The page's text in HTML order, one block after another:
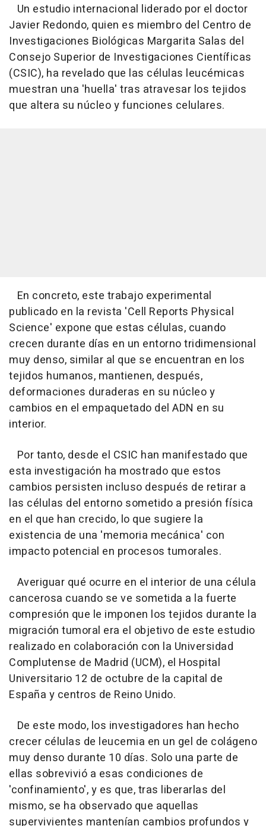
Un estudio internacional liderado por el doctor
Javier Redondo, quien es miembro del Centro de
Investigaciones Biológicas Margarita Salas del
Consejo Superior de Investigaciones Científicas
(CSIC), ha revelado que las células leucémicas
muestran una 'huella' tras atravesar los tejidos
que altera su núcleo y funciones celulares.
En concreto, este trabajo experimental
publicado en la revista 'Cell Reports Physical
Science' expone que estas células, cuando
crecen durante días en un entorno tridimensional
muy denso, similar al que se encuentran en los
tejidos humanos, mantienen, después,
deformaciones duraderas en su núcleo y
cambios en el empaquetado del ADN en su
interior.
Por tanto, desde el CSIC han manifestado que
esta investigación ha mostrado que estos
cambios persisten incluso después de retirar a
las células del entorno sometido a presión física
en el que han crecido, lo que sugiere la
existencia de una 'memoria mecánica' con
impacto potencial en procesos tumorales.
Averiguar qué ocurre en el interior de una célula
cancerosa cuando se ve sometida a la fuerte
compresión que le imponen los tejidos durante la
migración tumoral era el objetivo de este estudio
realizado en colaboración con la Universidad
Complutense de Madrid (UCM), el Hospital
Universitario 12 de octubre de la capital de
España y centros de Reino Unido.
De este modo, los investigadores han hecho
crecer células de leucemia en un gel de colágeno
muy denso durante 10 días. Solo una parte de
ellas sobrevivió a esas condiciones de
'confinamiento', y es que, tras liberarlas del
mismo, se ha observado que aquellas
supervivientes mantenían cambios profundos y